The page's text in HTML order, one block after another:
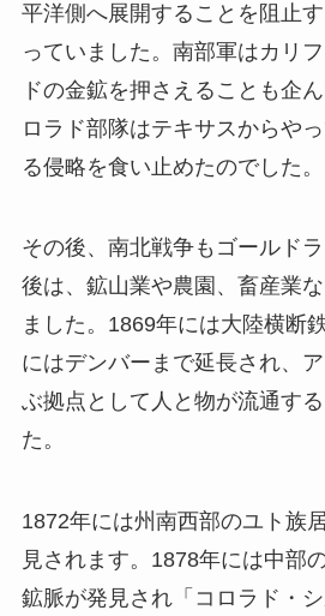
平洋側へ展開することを阻止
っていました。南部軍はカリ
ドの金鉱を押さえることも企
ロラド部隊はテキサスからや
る侵略を食い止めたのでした。
その後、南北戦争もゴールド
後は、鉱山業や農園、畜産業
ました。1869年には大陸横断
にはデンバーまで延長され、
ぶ拠点として人と物が流通す
た。
1872年には州南西部のユト族
見されます。1878年には中部
鉱脈が発見され「コロラド・